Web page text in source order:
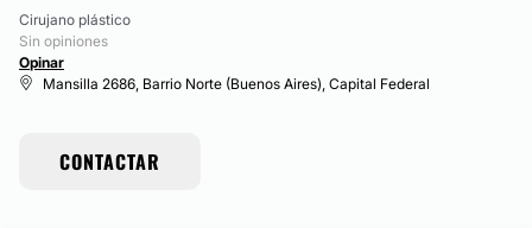
Cirujano plástico
Sin opiniones
Opinar
Mansilla 2686, Barrio Norte (Buenos Aires), Capital Federal
CONTACTAR